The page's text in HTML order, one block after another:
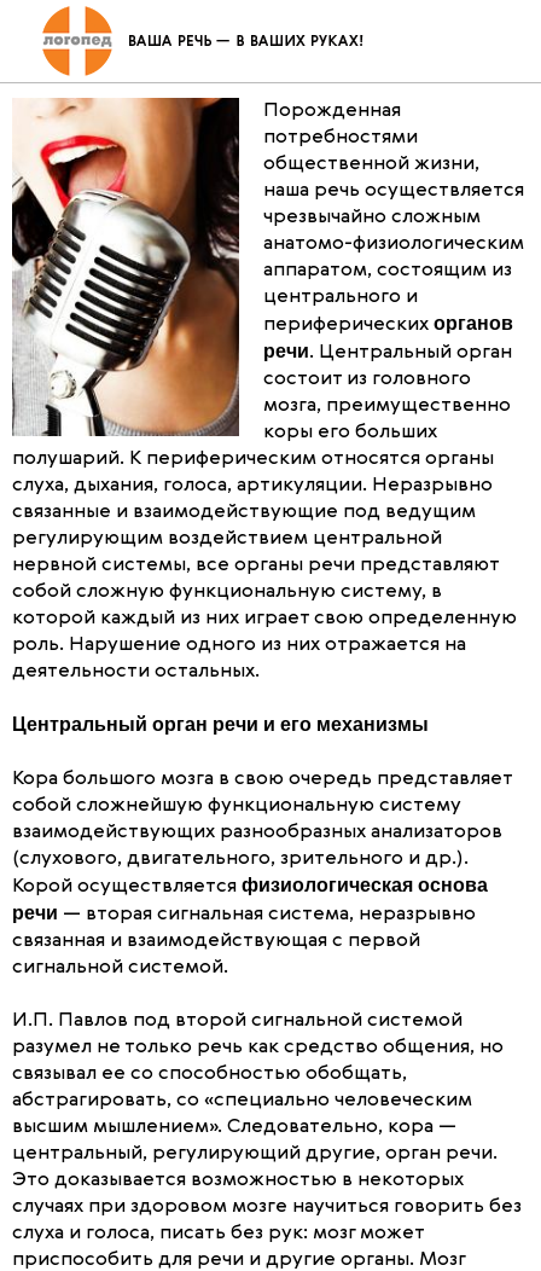
Органы речи и их механизмы
Порожденная
потребностями
общественной жизни,
наша речь осуществляется
чрезвычайно сложным
анатомо-физиологическим
аппаратом, состоящим из
центрального и
периферических органов
речи. Центральный орган
состоит из головного
мозга, преимущественно
коры его больших
полушарий. К периферическим относятся органы
слуха, дыхания, голоса, артикуляции. Неразрывно
связанные и взаимодействующие под ведущим
регулирующим воздействием центральной
нервной системы, все органы речи представляют
собой сложную функциональную систему, в
которой каждый из них играет свою определенную
роль. Нарушение одного из них отражается на
деятельности остальных.
Центральный орган речи и его механизмы
Кора большого мозга в свою очередь представляет
собой сложнейшую функциональную систему
взаимодействующих разнообразных анализаторов
(слухового, двигательного, зрительного и др.).
Корой осуществляется физиологическая основа
речи — вторая сигнальная система, неразрывно
связанная и взаимодействующая с первой
сигнальной системой.
И.П. Павлов под второй сигнальной системой
разумел не только речь как средство общения, но
связывал ее со способностью обобщать,
абстрагировать, со «специально человеческим
высшим мышлением». Следовательно, кора —
центральный, регулирующий другие, орган речи.
Это доказывается возможностью в некоторых
случаях при здоровом мозге научиться говорить без
слуха и голоса, писать без рук: мозг может
приспособить для речи и другие органы. Мозг